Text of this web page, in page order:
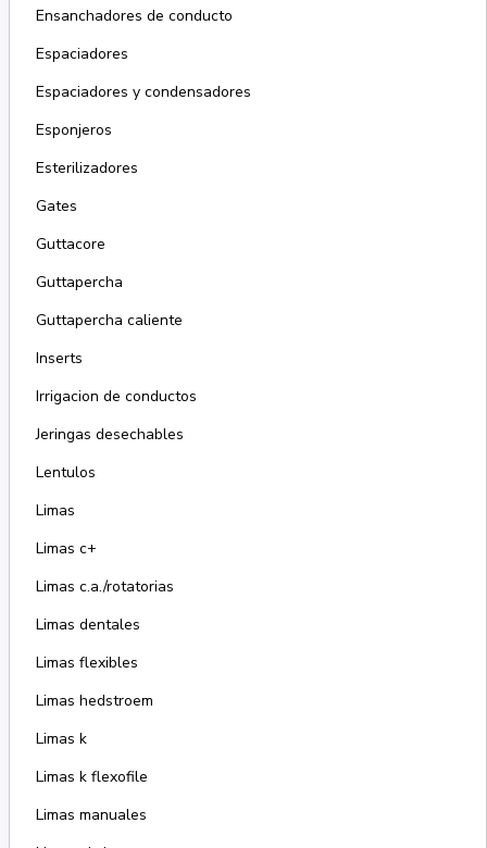
Ensanchadores de conducto
Espaciadores
Espaciadores y condensadores
Esponjeros
Esterilizadores
Gates
Guttacore
Guttapercha
Guttapercha caliente
Inserts
Irrigacion de conductos
Jeringas desechables
Lentulos
Limas
Limas c+
Limas c.a./rotatorias
Limas dentales
Limas flexibles
Limas hedstroem
Limas k
Limas k flexofile
Limas manuales